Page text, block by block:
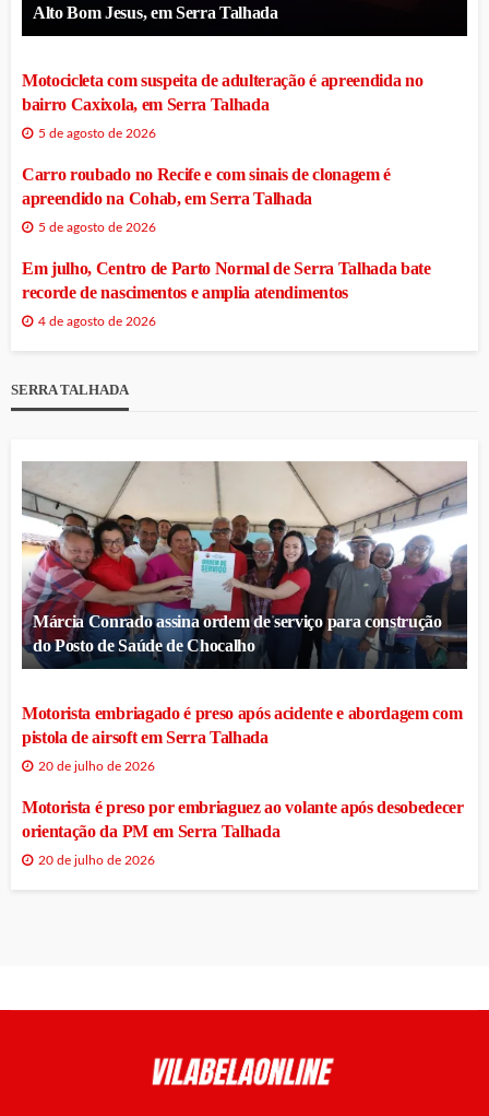
Alto Bom Jesus, em Serra Talhada
Motocicleta com suspeita de adulteração é apreendida no
bairro Caxixola, em Serra Talhada
5 de agosto de 2026
Carro roubado no Recife e com sinais de clonagem é
apreendido na Cohab, em Serra Talhada
5 de agosto de 2026
Em julho, Centro de Parto Normal de Serra Talhada bate
recorde de nascimentos e amplia atendimentos
4 de agosto de 2026
SERRA TALHADA
Márcia Conrado assina ordem de serviço para construção
do Posto de Saúde de Chocalho
Motorista embriagado é preso após acidente e abordagem com
pistola de airsoft em Serra Talhada
20 de julho de 2026
Motorista é preso por embriaguez ao volante após desobedecer
orientação da PM em Serra Talhada
20 de julho de 2026